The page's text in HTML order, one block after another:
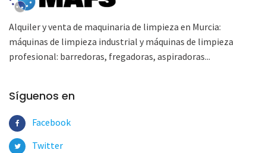
Alquiler y venta de maquinaria de limpieza en Murcia:
máquinas de limpieza industrial y máquinas de limpieza
profesional: barredoras, fregadoras, aspiradoras...
Síguenos en
Facebook
Twitter